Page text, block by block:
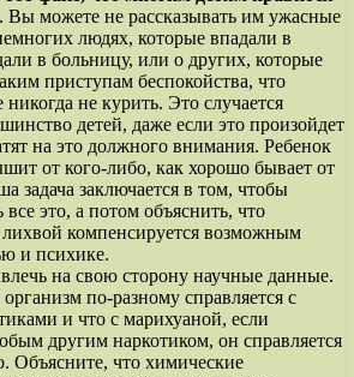
. Вы можете не рассказывать им ужасные
людях, которые впадали в
в больницу, или о других, которые
приступам беспокойства, что
не курить. Это случается
детей, даже если это произойдет
на это должного внимания. Ребенок
от кого-либо, как хорошо бывает от
задача заключается в том, чтобы
все это, а потом объяснить, что
лихвой компенсируется возможным
и психике.
на свою сторону научные данные.
по-разному справляется с
и что с марихуаной, если
другим наркотиком, он справляется
Объясните, что химические